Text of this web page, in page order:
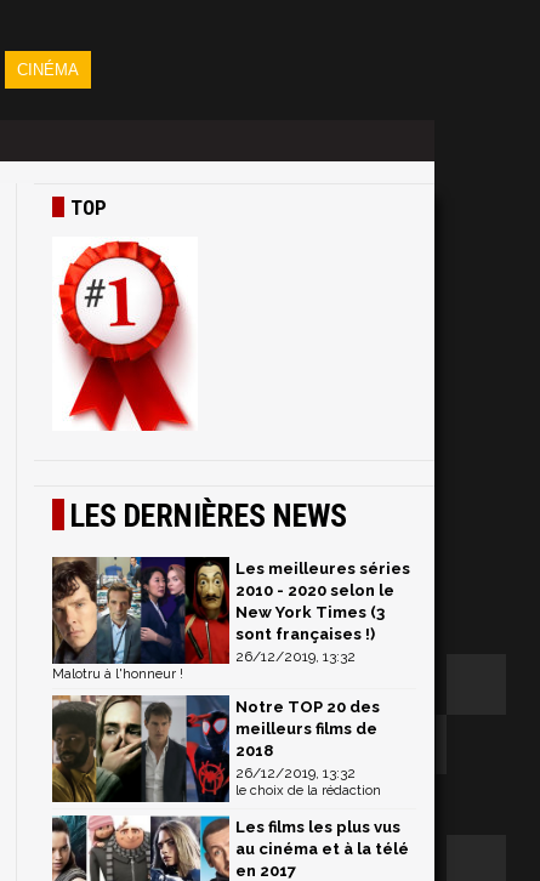
CINÉMA
TOP
LES DERNIÈRES NEWS
Les meilleures séries
2010 - 2020 selon le
New York Times (3
sont françaises !)
26/12/2019, 13:32
Malotru à l'honneur !
Notre TOP 20 des
meilleurs films de
2018
26/12/2019, 13:32
le choix de la rédaction
Les films les plus vus
au cinéma et à la télé
en 2017